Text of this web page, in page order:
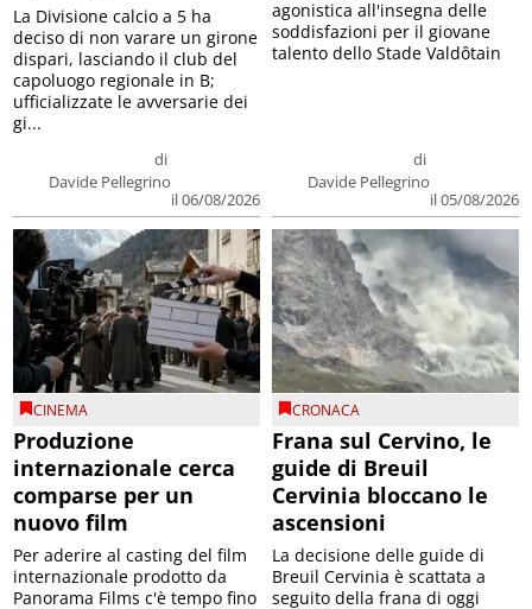
di
Davide Pellegrino
il 06/08/2026
La Divisione calcio a 5 ha
deciso di non varare un girone
dispari, lasciando il club del
capoluogo regionale in B;
ufficializzate le avversarie dei
gi...
di
Davide Pellegrino
il 05/08/2026
agonistica all'insegna delle
soddisfazioni per il giovane
talento dello Stade Valdôtain
CINEMA
Produzione
internazionale cerca
comparse per un
nuovo film
Per aderire al casting del film
internazionale prodotto da
Panorama Films c'è tempo fino
CRONACA
Frana sul Cervino, le
guide di Breuil
Cervinia bloccano le
ascensioni
La decisione delle guide di
Breuil Cervinia è scattata a
seguito della frana di oggi